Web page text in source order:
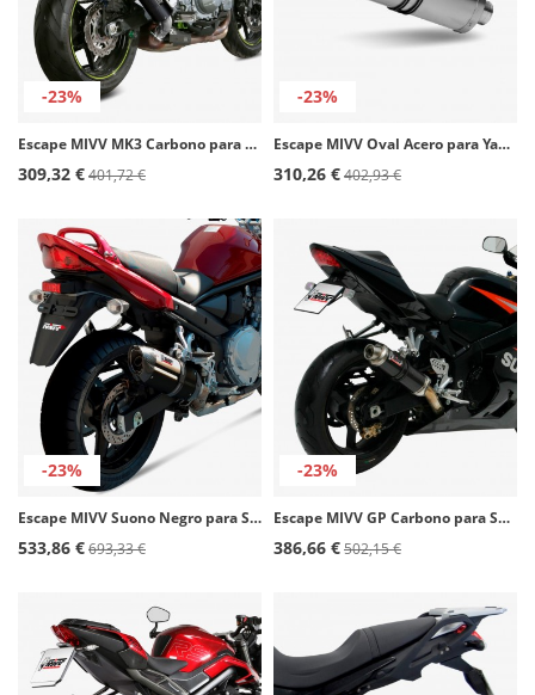
-23%
Escape MIVV MK3 Carbono para Kawasaki Z 900 (17-26), Z 900 RS (17-25) K.056.LM3C
309,32 €401,72 €
-23%
Escape MIVV Oval Acero para Yamaha FZS 600 Fazer (98-03) Y.002.LX1
310,26 €402,93 €
-23%
Escape MIVV Suono Negro para Suzuki Bandit GSF650 (07-15), GSX650F (07-15) S.030.L9
533,86 €693,33 €
-23%
Escape MIVV GP Carbono para Suzuki GSX-R 750 (04-05), GSX-R600 (04-05) S.014.L2S
386,66 €502,15 €